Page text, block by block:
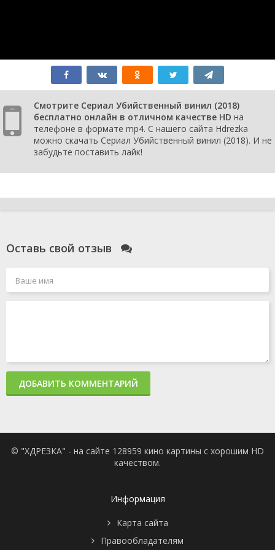
Смотрите Сериал Убийственный винил (2018)
бесплатно онлайн в отличном качестве HD на
телефоне в формате mp4. С нашего сайта Hdrezka
можно скачать Сериал Убийственный винил (2018). И не
забудьте поставить лайк!
Оставь свой отзыв
ДОБАВИТЬ КОММЕНТАРИЙ
© "ХДРЕЗКА" - на сайте 128959 кино картины с хорошим HD
качеством.
Информация
Карта сайта
Правообладателям